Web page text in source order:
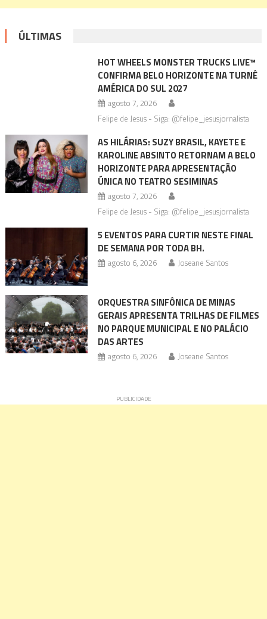
ÚLTIMAS
HOT WHEELS MONSTER TRUCKS LIVE™
CONFIRMA BELO HORIZONTE NA TURNÊ
AMÉRICA DO SUL 2027
agosto 7, 2026
Felipe de Jesus - Siga: @felipe_jesusjornalista
AS HILÁRIAS: SUZY BRASIL, KAYETE E
KAROLINE ABSINTO RETORNAM A BELO
HORIZONTE PARA APRESENTAÇÃO
ÚNICA NO TEATRO SESIMINAS
agosto 7, 2026
Felipe de Jesus - Siga: @felipe_jesusjornalista
5 EVENTOS PARA CURTIR NESTE FINAL
DE SEMANA POR TODA BH.
agosto 6, 2026 Joseane Santos
ORQUESTRA SINFÔNICA DE MINAS
GERAIS APRESENTA TRILHAS DE FILMES
NO PARQUE MUNICIPAL E NO PALÁCIO
DAS ARTES
agosto 6, 2026 Joseane Santos